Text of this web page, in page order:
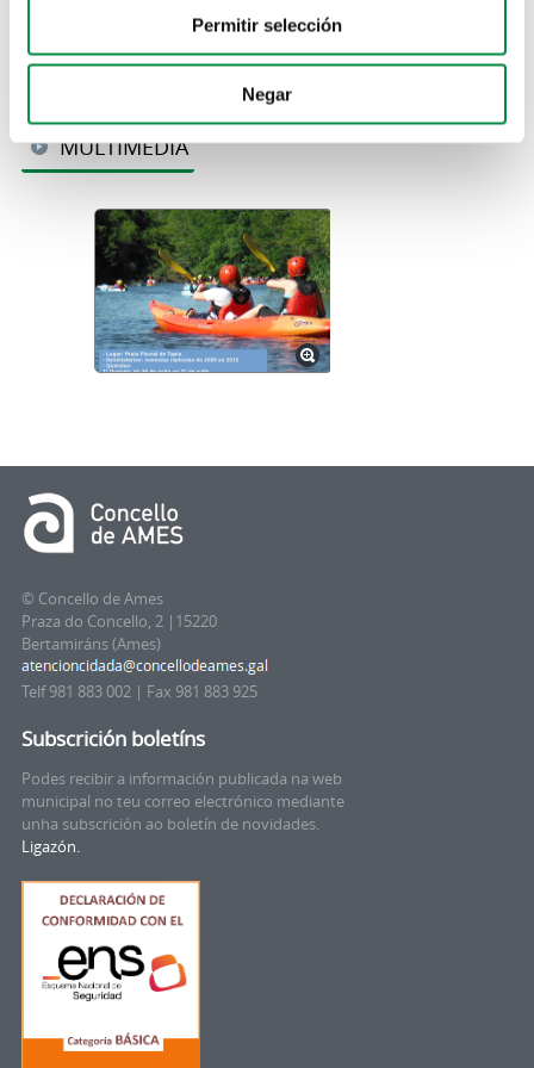
Permitir selección
Negar
MULTIMEDIA
© Concello de Ames
Praza do Concello, 2 |15220
Bertamiráns (Ames)
Telf 981 883 002 | Fax 981 883 925
Subscrición boletíns
Podes recibir a información publicada na web
municipal no teu correo electrónico mediante
unha subscrición ao boletín de novidades.
Ligazón.